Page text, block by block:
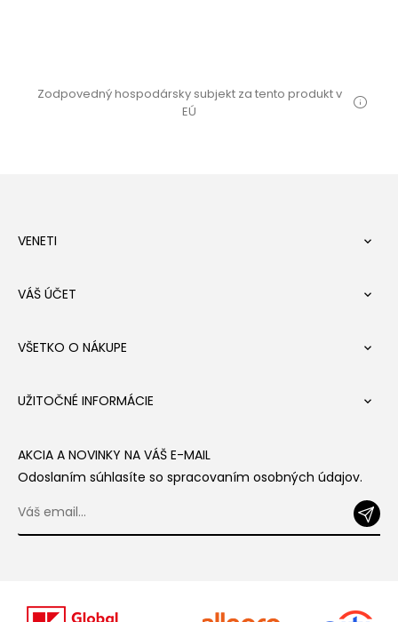
Zodpovedný hospodársky subjekt za tento produkt v
EÚ
VENETI 
VÁŠ ÚČET 
VŠETKO O NÁKUPE 
UŽITOČNÉ INFORMÁCIE 
AKCIA A NOVINKY NA VÁŠ E-MAIL
Odoslaním súhlasíte so spracovaním osobných údajov.